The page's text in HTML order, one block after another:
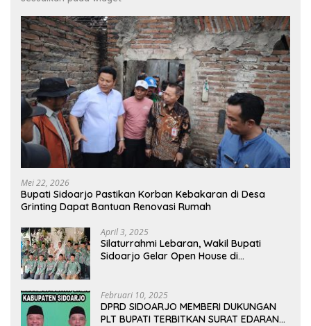
Mei 22, 2026
Bupati Sidoarjo Pastikan Korban Kebakaran di Desa
Grinting Dapat Bantuan Renovasi Rumah
April 3, 2025
Silaturrahmi Lebaran, Wakil Bupati
Sidoarjo Gelar Open House di
Februari 10, 2025
DPRD SIDOARJO MEMBERI DUKUNGAN
PLT BUPATI TERBITKAN SURAT EDARAN